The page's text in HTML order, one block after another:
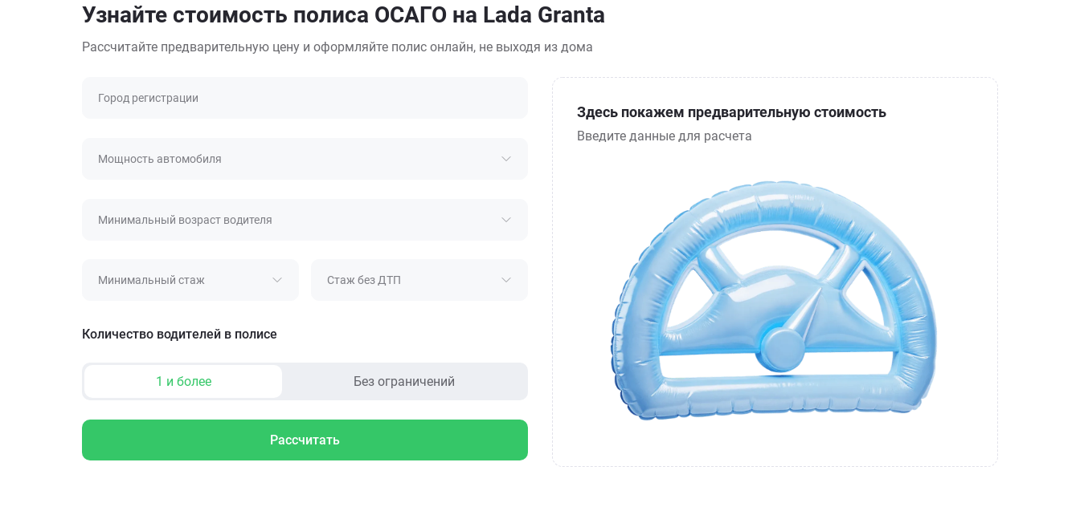
Узнайте стоимость полиса ОСАГО на Lada Granta
Рассчитайте предварительную цену и оформляйте полис онлайн, не выходя из дома
Город регистрации
Мощность автомобиля
Минимальный возраст водителя
Минимальный стаж Стаж без ДТП
Количество водителей в полисе
1 и более Без ограничений
Рассчитать
Здесь покажем предварительную стоимость
Введите данные для расчета